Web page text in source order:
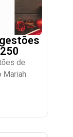
de
Mariah